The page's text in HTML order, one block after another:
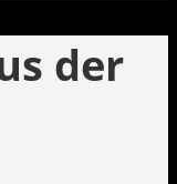
der